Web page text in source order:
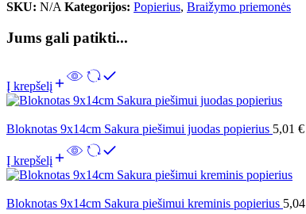
SKU: N/A Kategorijos: Popierius, Braižymo priemonės
Jums gali patikti...
Į krepšelį
Bloknotas 9x14cm Sakura piešimui juodas popierius 5,01 €
Į krepšelį
Bloknotas 9x14cm Sakura piešimui kreminis popierius 5,04